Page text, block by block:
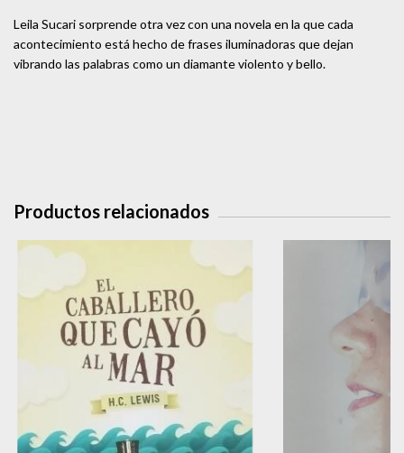
Leila Sucari sorprende otra vez con una novela en la que cada
acontecimiento está hecho de frases iluminadoras que dejan
vibrando las palabras como un diamante violento y bello.
Productos relacionados